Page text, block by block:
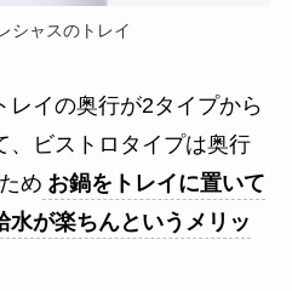
シャスのトレイ
レイの奥行が2タイプから
、ビストロタイプは奥行
め お鍋をトレイに置いて
水が楽ちんというメリッ